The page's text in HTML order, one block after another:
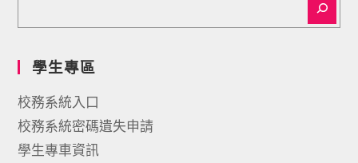
學生專區
校務系統入口
校務系統密碼遺失申請
學生專車資訊